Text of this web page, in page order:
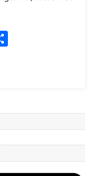
Share